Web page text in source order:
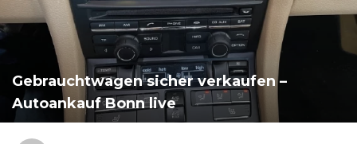
Gebrauchtwagen sicher verkaufen –
Autoankauf Bonn live